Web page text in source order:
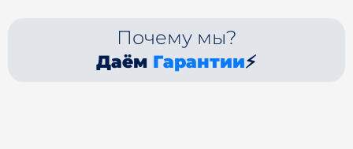
Почему мы?
Даём Гарантии⚡